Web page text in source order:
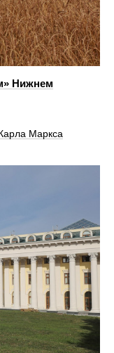
Нижнем
Маркса